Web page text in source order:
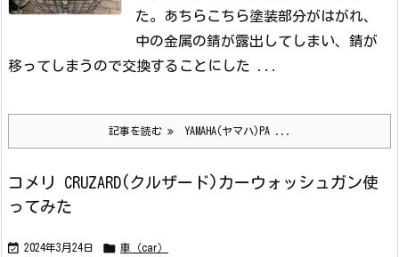
た。 あちらこちら塗装部分がはがれ、
中の金属の錆が露出してしまい、錆が
移ってしまうので交換することにした ...
記事を読む YAMAHA(ヤマハ)PA ...
コメリ CRUZARD(クルザード)カーウォッシュガン使
ってみた
 2024年3月24日  車（car）